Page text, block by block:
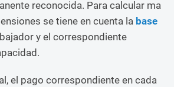
reconocida. Para calcular ma
se tiene en cuenta la base
y el correspondiente
el pago correspondiente en cada